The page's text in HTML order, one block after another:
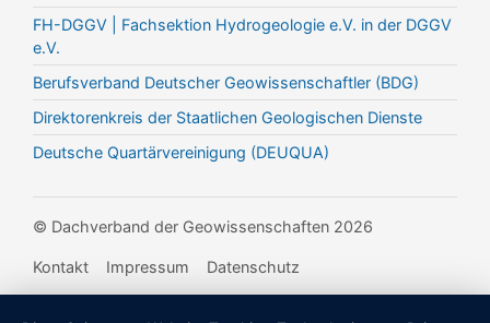
FH-DGGV | Fachsektion Hydrogeologie e.V. in der DGGV
e.V.
Berufsverband Deutscher Geowissenschaftler (BDG)
Direktorenkreis der Staatlichen Geologischen Dienste
Deutsche Quartärvereinigung (DEUQUA)
© Dachverband der Geowissenschaften 2026
Kontakt Impressum Datenschutz